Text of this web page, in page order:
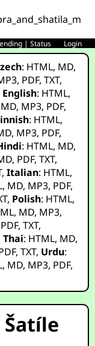
|Status Login
: HTML, MD,
, PDF,TXT,
English: HTML,
MD, MP3, PDF,
: HTML,
, MP3, PDF,
: HTML, MD,
, PDF,TXT,
,Italian: HTML,
, MD, MP3, PDF,
, Polish: HTML,
, MD, MP3,
PDF,TXT,
Thai: HTML, MD,
,TXT, Urdu:
, MD, MP3, PDF,
Šatíle